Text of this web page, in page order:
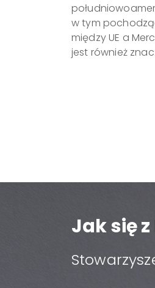
w tym
między UE a
jest również
Jak się